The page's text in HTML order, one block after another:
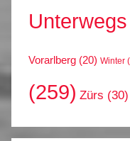
Unterwegs
Vorarlberg (20) Winter
(259) Zürs (30)